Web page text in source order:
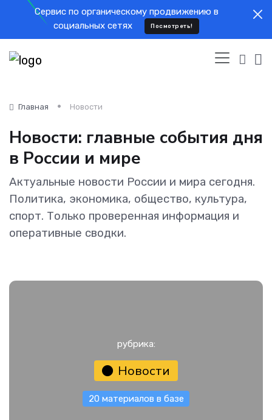
Cервис по органическому продвижению в
социальных сетях
Посмотреть!
Главная Новости
Новости: главные события дня
в России и мире
Актуальные новости России и мира сегодня.
Политика, экономика, общество, культура,
спорт. Только проверенная информация и
оперативные сводки.
рубрика:
Новости
20 материалов в базе